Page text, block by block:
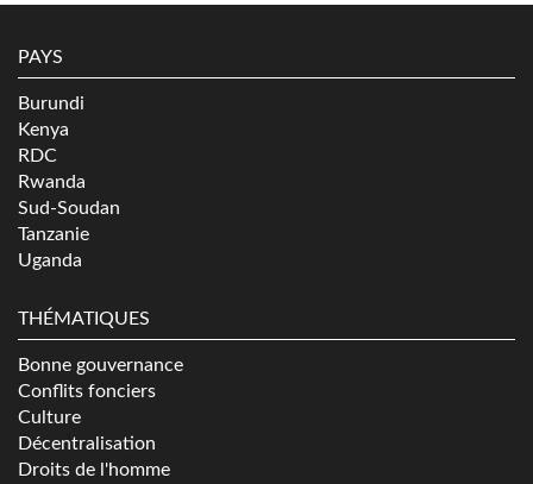
PAYS
Burundi
Kenya
RDC
Rwanda
Sud-Soudan
Tanzanie
Uganda
THÉMATIQUES
Bonne gouvernance
Conflits fonciers
Culture
Décentralisation
Droits de l'homme